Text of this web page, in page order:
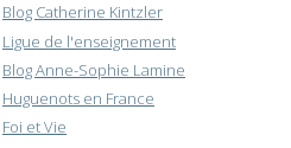
Blog Catherine Kintzler
Ligue de l'enseignement
Blog Anne-Sophie Lamine
Huguenots en France
Foi et Vie